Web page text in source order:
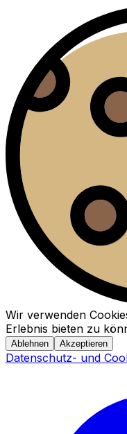
Wir verwenden
Erlebnis bieten zu
Ablehnen Akzeptieren
Datenschutz- und